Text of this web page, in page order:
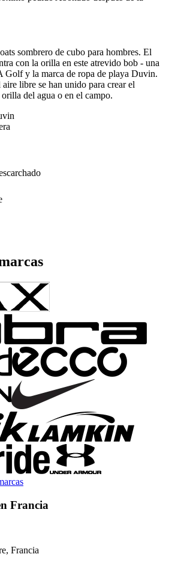
sombrero de cubo para hombres. El
con la orilla en este atrevido bob - una
Golf y la marca de ropa de playa Duvin.
libre se han unido para crear el
del agua o en el campo.
Francia
Francia